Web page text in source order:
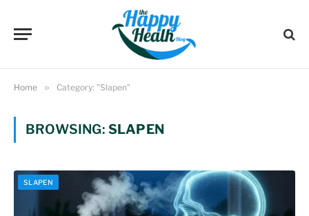
Home » Category: "Slapen"
BROWSING: SLAPEN
SLAPEN